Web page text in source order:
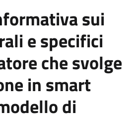
sui
e specifici
che svolge
in smart
di